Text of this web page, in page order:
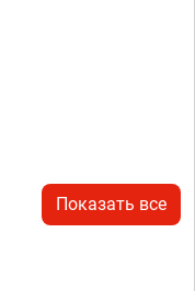
Показать все